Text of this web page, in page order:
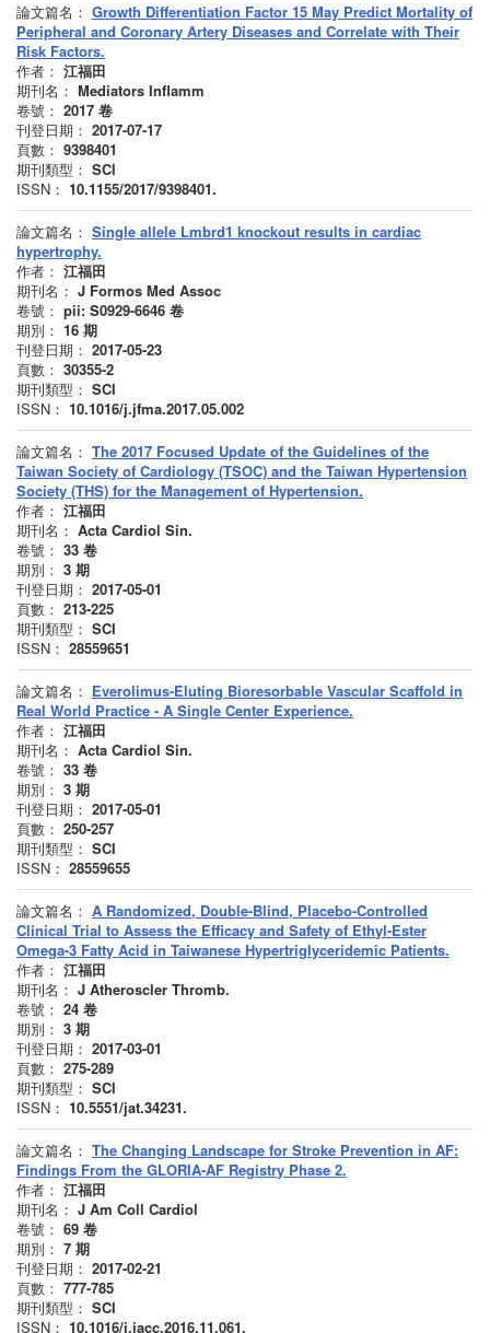
論文篇名： Growth Differentiation Factor 15 May Predict Mortality of
Peripheral and Coronary Artery Diseases and Correlate with Their
Risk Factors.
作者： 江福田
期刊名： Mediators Inflamm
卷號： 2017 卷
刊登日期： 2017-07-17
頁數： 9398401
期刊類型： SCI
ISSN： 10.1155/2017/9398401.
論文篇名： Single allele Lmbrd1 knockout results in cardiac
hypertrophy.
作者： 江福田
期刊名： J Formos Med Assoc
卷號： pii: S0929-6646 卷
期別： 16 期
刊登日期： 2017-05-23
頁數： 30355-2
期刊類型： SCI
ISSN： 10.1016/j.jfma.2017.05.002
論文篇名： The 2017 Focused Update of the Guidelines of the
Taiwan Society of Cardiology (TSOC) and the Taiwan Hypertension
Society (THS) for the Management of Hypertension.
作者： 江福田
期刊名： Acta Cardiol Sin.
卷號： 33 卷
期別： 3 期
刊登日期： 2017-05-01
頁數： 213-225
期刊類型： SCI
ISSN： 28559651
論文篇名： Everolimus-Eluting Bioresorbable Vascular Scaffold in
Real World Practice - A Single Center Experience.
作者： 江福田
期刊名： Acta Cardiol Sin.
卷號： 33 卷
期別： 3 期
刊登日期： 2017-05-01
頁數： 250-257
期刊類型： SCI
ISSN： 28559655
論文篇名： A Randomized, Double-Blind, Placebo-Controlled
Clinical Trial to Assess the Efficacy and Safety of Ethyl-Ester
Omega-3 Fatty Acid in Taiwanese Hypertriglyceridemic Patients.
作者： 江福田
期刊名： J Atheroscler Thromb.
卷號： 24 卷
期別： 3 期
刊登日期： 2017-03-01
頁數： 275-289
期刊類型： SCI
ISSN： 10.5551/jat.34231.
論文篇名： The Changing Landscape for Stroke Prevention in AF:
Findings From the GLORIA-AF Registry Phase 2.
作者： 江福田
期刊名： J Am Coll Cardiol
卷號： 69 卷
期別： 7 期
刊登日期： 2017-02-21
頁數： 777-785
期刊類型： SCI
ISSN： 10.1016/j.jacc.2016.11.061.